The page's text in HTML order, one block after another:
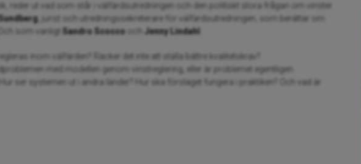
reder ut vad som står i välfärdsutredningen och den politiskt stora frågan om vinster
Sundberg, jurist och utredningssekreterare för välfärdsutredningen, som berättar om
som vanligt
Sandro Scocco Jenny Lindahl
inom välfärden? Räcker det inte att ställa bättre kvalitetskrav?
med modellen genom vinstreglering, eller är problemet egentligen
ser systemen ut i andra länder? Hur ska förslaget fungera i praktiken? Och vad är